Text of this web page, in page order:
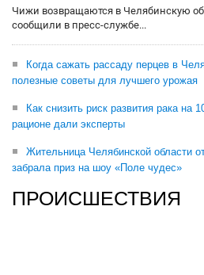
Чижи возвращаются в Челябинскую
сообщили в пресс-службе...
Когда сажать рассаду перцев в
полезные советы для лучшего урожая
Как снизить риск развития рака на
рационе дали эксперты
Жительница Челябинской области
забрала приз на шоу «Поле чудес»
ПРОИСШЕСТВИЯ